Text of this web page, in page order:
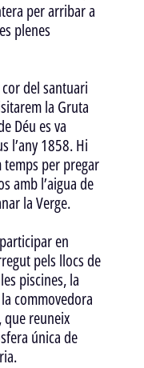
per arribar a
plenes
del santuari
la Gruta
Déu es va
l’any 1858. Hi
per pregar
amb l’aigua de
la Verge.
en
pels llocs de
piscines, la
commovedora
que reuneix
única de